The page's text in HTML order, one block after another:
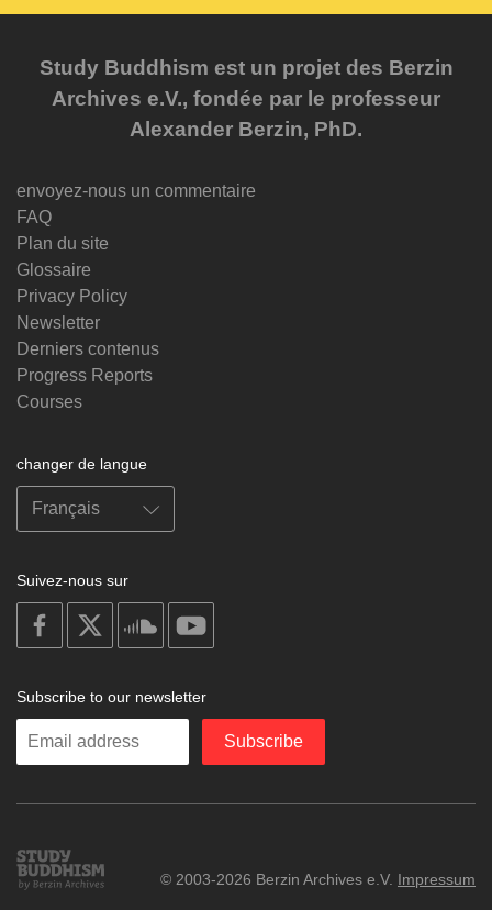
Study Buddhism est un projet des Berzin
Archives e.V., fondée par le professeur
Alexander Berzin, PhD.
envoyez-nous un commentaire
FAQ
Plan du site
Glossaire
Privacy Policy
Newsletter
Derniers contenus
Progress Reports
Courses
changer de langue
Suivez-nous sur
on
facebook
soundcloud
Subscribe to our newsletter
Enter
Subscribe
Study
Buddhism
© 2003-2026 Berzin Archives e.V. Impressum